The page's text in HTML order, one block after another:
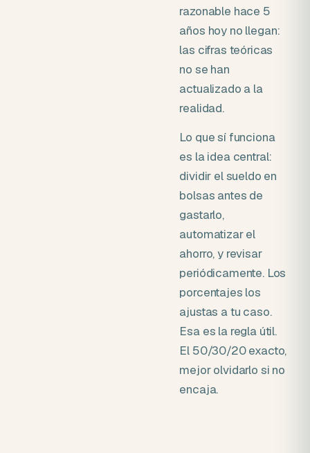
razonable hace 5
años hoy no llegan:
las cifras teóricas
no se han
actualizado a la
realidad.
Lo que sí funciona
es la idea central:
dividir el sueldo en
bolsas antes de
gastarlo,
automatizar el
ahorro, y revisar
periódicamente. Los
porcentajes los
ajustas a tu caso.
Esa es la regla útil.
El 50/30/20 exacto,
mejor olvidarlo si no
encaja.